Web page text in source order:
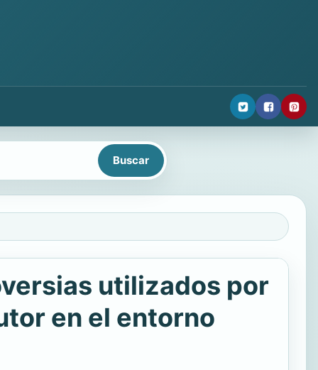
utilizados por
en el entorno